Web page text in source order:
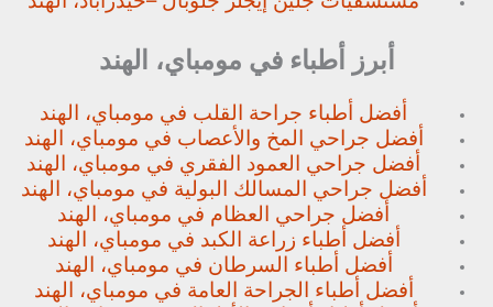
أبرز أطباء في مومباي، الهند
أفضل أطباء جراحة القلب في مومباي، الهند
أفضل جراحي المخ والأعصاب في مومباي، الهند
أفضل جراحي العمود الفقري في مومباي، الهند
أفضل جراحي المسالك البولية في مومباي، الهند
أفضل جراحي العظام في مومباي، الهند
أفضل أطباء زراعة الكبد في مومباي، الهند
أفضل أطباء السرطان في مومباي، الهند
أفضل أطباء الجراحة العامة في مومباي، الهند